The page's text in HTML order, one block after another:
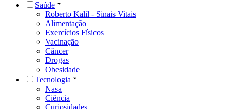
Saúde
Roberto Kalil - Sinais Vitais
Alimentação
Exercícios Físicos
Vacinação
Câncer
Drogas
Obesidade
Tecnologia
Nasa
Ciência